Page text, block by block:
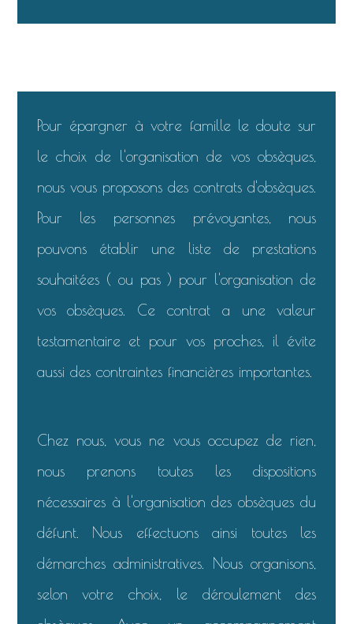
Pour épargner à votre famille le doute sur
le choix de l'organisation de vos obsèques,
nous vous proposons des contrats d'obsèques.
Pour les personnes prévoyantes, nous
pouvons établir une liste de prestations
souhaitées ( ou pas ) pour l'organisation de
vos obsèques. Ce contrat a une valeur
testamentaire et pour vos proches, il évite
aussi des contraintes financières importantes.
Chez nous, vous ne vous occupez de rien,
nous prenons toutes les dispositions
nécessaires à l'organisation des obsèques du
défunt. Nous effectuons ainsi toutes les
démarches administratives. Nous organisons,
selon votre choix, le déroulement des